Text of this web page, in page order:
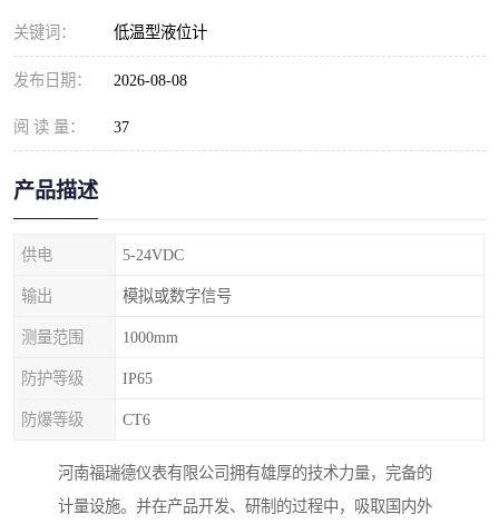
关键词： 低温型液位计
发布日期： 2026-08-08
阅 读 量： 37
产品描述
供电 5-24VDC
输出 模拟或数字信号
测量范围 1000mm
防护等级 IP65
防爆等级 CT6
河南福瑞德仪表有限公司拥有雄厚的技术力量，完备的
计量设施。并在产品开发、研制的过程中，吸取国内外